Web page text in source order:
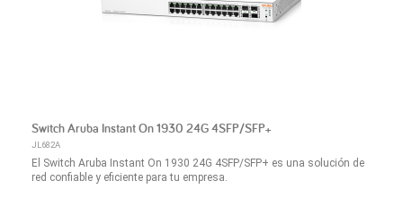
Switch Aruba Instant On 1930 24G 4SFP/SFP+
JL682A
El Switch Aruba Instant On 1930 24G 4SFP/SFP+ es una solución de
red confiable y eficiente para tu empresa.